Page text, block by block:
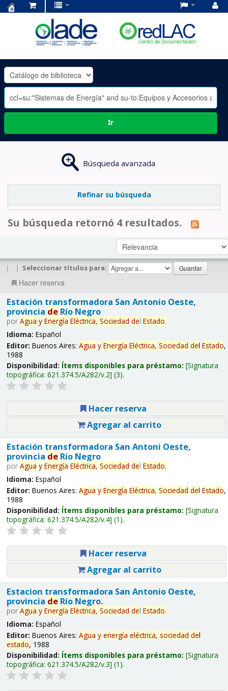
OLADE
-
Ir
Búsqueda avanzada
Refinar su búsqueda
Su búsqueda retornó 4 resultados.
| | Seleccionar títulos para:
Hacer reserva
Estación transformadora San Antonio Oeste,
provincia deRío Negro
por Agua y Energía Eléctrica, Sociedad del Estado.
Idioma: Español
Editor: Buenos Aires: Agua y Energía Eléctrica, Sociedad del Estado,
1988
Disponibilidad: Ítems disponibles para préstamo: Signatura
topográfica: 621.374.5/A282/v.2 (3).
Hacer reserva
Agregar al carrito
Estación transformadora San Antoni Oeste,
provincia deRío Negro
por Agua y Energía Eléctrica, Sociedad del Estado.
Idioma: Español
Editor: Buenos Aires: Agua y Energía Eléctrica, Sociedad del Estado,
1988
Disponibilidad: Ítems disponibles para préstamo: Signatura
topográfica: 621.374.5/A282/v.4 (1).
Hacer reserva
Agregar al carrito
Estacion transformadora San Antonio Oeste,
provincia deRío Negro.
por Agua y Energía Eléctrica, Sociedad del Estado.
Idioma: Español
Editor: Buenos Aires: Agua y energía eléctrica, sociedad del
estado, 1988
Disponibilidad: Ítems disponibles para préstamo: Signatura
topográfica: 621.374.5/A282/v.3 (1).